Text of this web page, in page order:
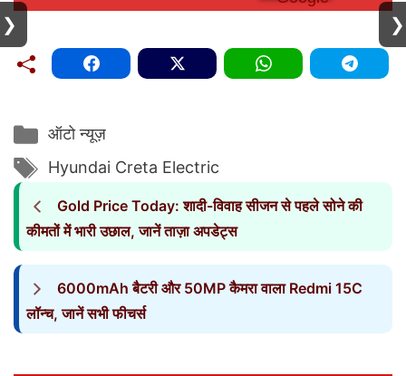
Categories
ऑटो न्यूज़
Tags
Hyundai Creta Electric
Gold Price Today: शादी-विवाह सीजन से पहले सोने की
कीमतों में भारी उछाल, जानें ताज़ा अपडेट्स
6000mAh बैटरी और 50MP कैमरा वाला Redmi 15C
लॉन्च, जानें सभी फीचर्स
❯ ❯